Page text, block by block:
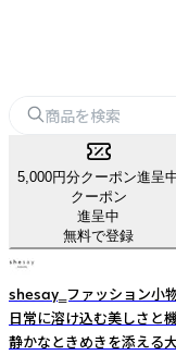
5,000円分クーポン進呈
クーポン
進呈中
無料で登録
shesay‗ファッション小物
日常に溶け込む美しさと
静かなときめきを添える